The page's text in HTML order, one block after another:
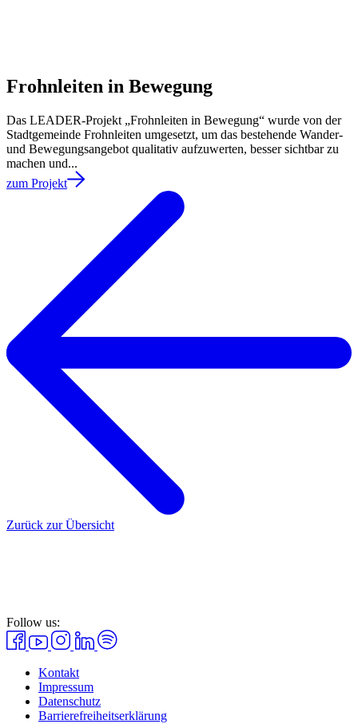
Frohnleiten in Bewegung
Das LEADER-Projekt „Frohnleiten in Bewegung“ wurde von der
Stadtgemeinde Frohnleiten umgesetzt, um das bestehende Wander-
und Bewegungsangebot qualitativ aufzuwerten, besser sichtbar zu
machen und...
zum Projekt
Zurück zur Übersicht
Follow us:
Kontakt
Impressum
Datenschutz
Barrierefreiheitserklärung